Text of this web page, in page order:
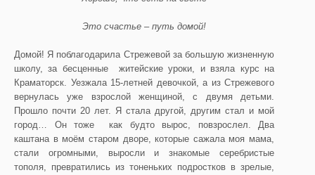
Это счастье – путь домой!
Домой! Я поблагодарила Стрежевой за большую жизненную
школу, за бесценные житейские уроки, и взяла курс на
Краматорск. Уезжала 15-летней девочкой, а из Стрежевого
вернулась уже взрослой женщиной, с двумя детьми.
Прошло почти 20 лет. Я стала другой, другим стал и мой
город… Он тоже как будто вырос, повзрослел. Два
каштана в моём старом дворе, которые сажала моя мама,
стали огромными, выросли и знакомые серебристые
тополя, превратились из тоненьких подростков в зрелые,